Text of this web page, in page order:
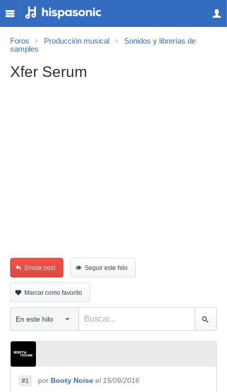
Foros Producción musical
Sonidos y librerías de
samples
Xfer Serum
Enviar post Seguir este hilo
Marcar como favorito
#1 por Booty Noise el 15/09/2016